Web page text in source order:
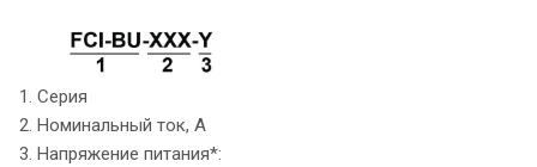
1. Серия
2. Номинальный ток, А
3. Напряжение питания*: